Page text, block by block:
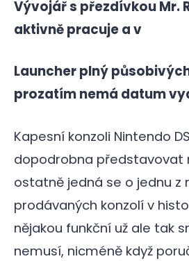
Vývojář s přezdívkou Mr.
aktivně pracuje a v
Launcher plný
prozatím nemá datum
Kapesní konzoli Nintendo
dopodrobna představovat
ostatně jedná se o jednu z
prodávaných konzolí v
nějakou funkční už ale tak
nemusí, nicméně když